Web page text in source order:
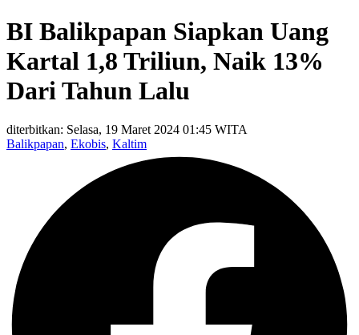
BI Balikpapan Siapkan Uang
Kartal 1,8 Triliun, Naik 13%
Dari Tahun Lalu
diterbitkan: Selasa, 19 Maret 2024 01:45 WITA
Balikpapan, Ekobis, Kaltim